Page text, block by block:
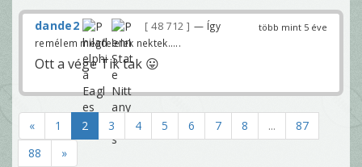
több mint 5 éve
dande2 48 712
— Így
remélem megfelelek nektek.....
Ott a vége Tik tak 😛
« 1 2 3 4 5 6 7 8 ...
87
88
»